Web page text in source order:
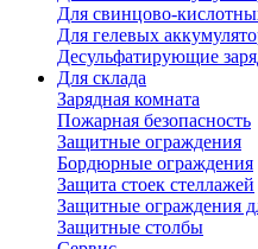
Для свинцово-
Для гелевых
Десульфатирующие
Для склада
Зарядная комната
Пожарная безопасность
Защитные ограждения
Бордюрные ограждения
Защита стоек стеллажей
Защитные ограждения
Защитные столбы